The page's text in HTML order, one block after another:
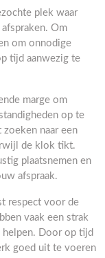
plek waar
Om
om onnodige
tijd aanwezig te
marge om
op te
naar een
de klok tikt.
plaatsnemen en
afspraak.
respect voor de
vaak een strak
Door op tijd
goed uit te voeren